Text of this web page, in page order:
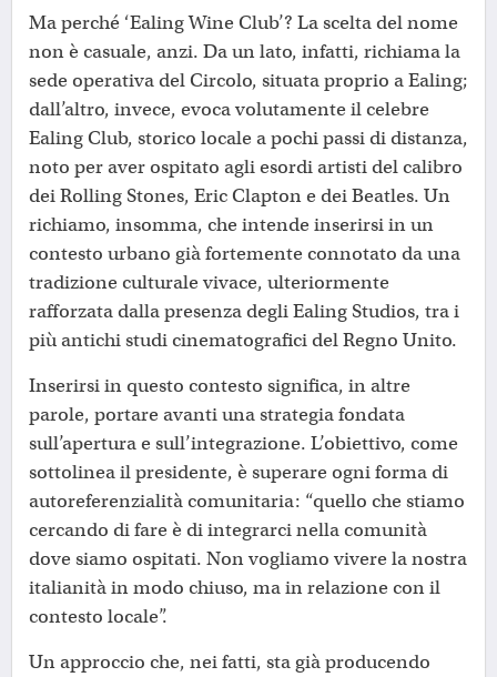
Ma perché ‘Ealing Wine Club’? La scelta del nome
non è casuale, anzi. Da un lato, infatti, richiama la
sede operativa del Circolo, situata proprio a Ealing;
dall’altro, invece, evoca volutamente il celebre
Ealing Club, storico locale a pochi passi di distanza,
noto per aver ospitato agli esordi artisti del calibro
dei Rolling Stones, Eric Clapton e dei Beatles. Un
richiamo, insomma, che intende inserirsi in un
contesto urbano già fortemente connotato da una
tradizione culturale vivace, ulteriormente
rafforzata dalla presenza degli Ealing Studios, tra i
più antichi studi cinematografici del Regno Unito.
Inserirsi in questo contesto significa, in altre
parole, portare avanti una strategia fondata
sull’apertura e sull’integrazione. L’obiettivo, come
sottolinea il presidente, è superare ogni forma di
autoreferenzialità comunitaria: “quello che stiamo
cercando di fare è di integrarci nella comunità
dove siamo ospitati. Non vogliamo vivere la nostra
italianità in modo chiuso, ma in relazione con il
contesto locale”.
Un approccio che, nei fatti, sta già producendo